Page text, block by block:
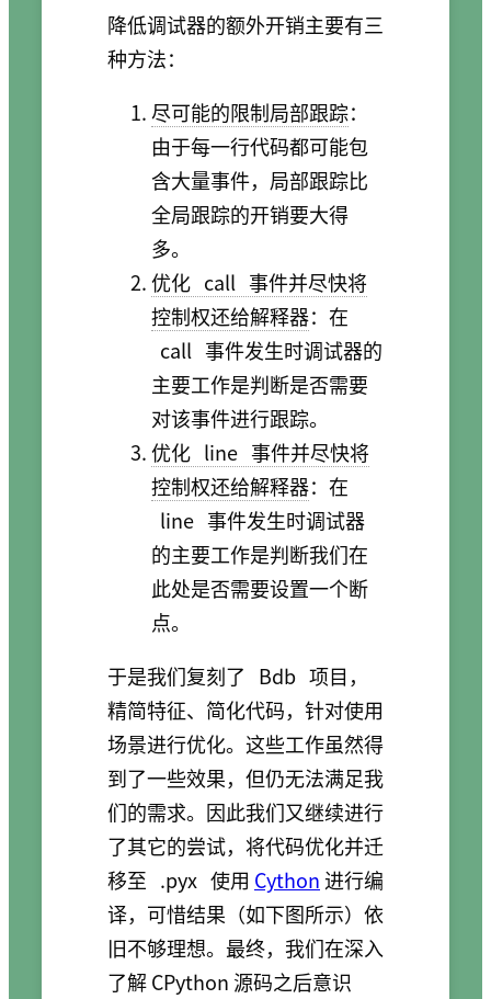
降低调试器的额外开销主要有三
种方法：
尽可能的限制局部跟踪：
由于每一行代码都可能包
含大量事件，局部跟踪比
全局跟踪的开销要大得
多。
优化 call 事件并尽快将
控制权还给解释器：在
call 事件发生时调试器的
主要工作是判断是否需要
对该事件进行跟踪。
优化 line 事件并尽快将
控制权还给解释器：在
line 事件发生时调试器
的主要工作是判断我们在
此处是否需要设置一个断
点。
于是我们复刻了 Bdb 项目，
精简特征、简化代码，针对使用
场景进行优化。这些工作虽然得
到了一些效果，但仍无法满足我
们的需求。因此我们又继续进行
了其它的尝试，将代码优化并迁
移至 .pyx 使用 Cython进行编
译，可惜结果（如下图所示）依
旧不够理想。最终，我们在深入
了解 CPython 源码之后意识